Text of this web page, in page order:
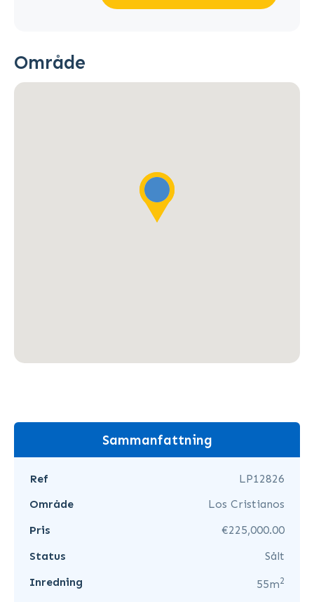
Område
Sammanfattning
Ref
LP12826
Område
Los Cristianos
Pris
€225,000.00
Status
Sålt
Inredning
55m2